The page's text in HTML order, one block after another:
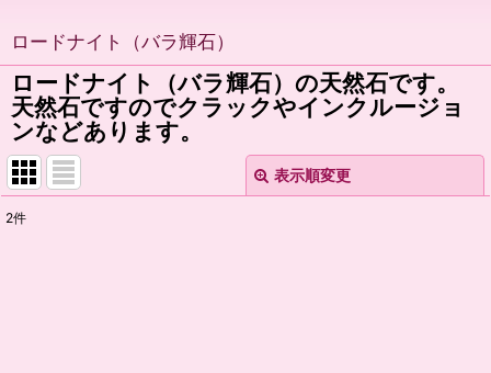
ロードナイト（バラ輝石）
ロードナイト（バラ輝石）の天然石です。
天然石ですのでクラックやインクルージョ
ンなどあります。
表示順変更
2件